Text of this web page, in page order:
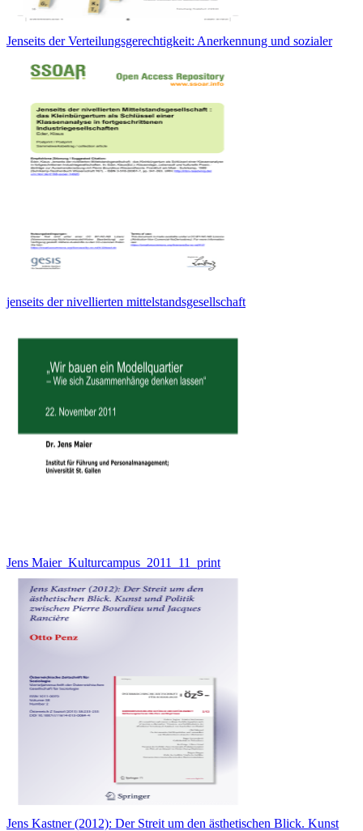
Jenseits der Verteilungsgerechtigkeit: Anerkennung und sozialer
jenseits der nivellierten mittelstandsgesellschaft
Jens Maier_Kulturcampus_2011_11_print
Jens Kastner (2012): Der Streit um den ästhetischen Blick. Kunst